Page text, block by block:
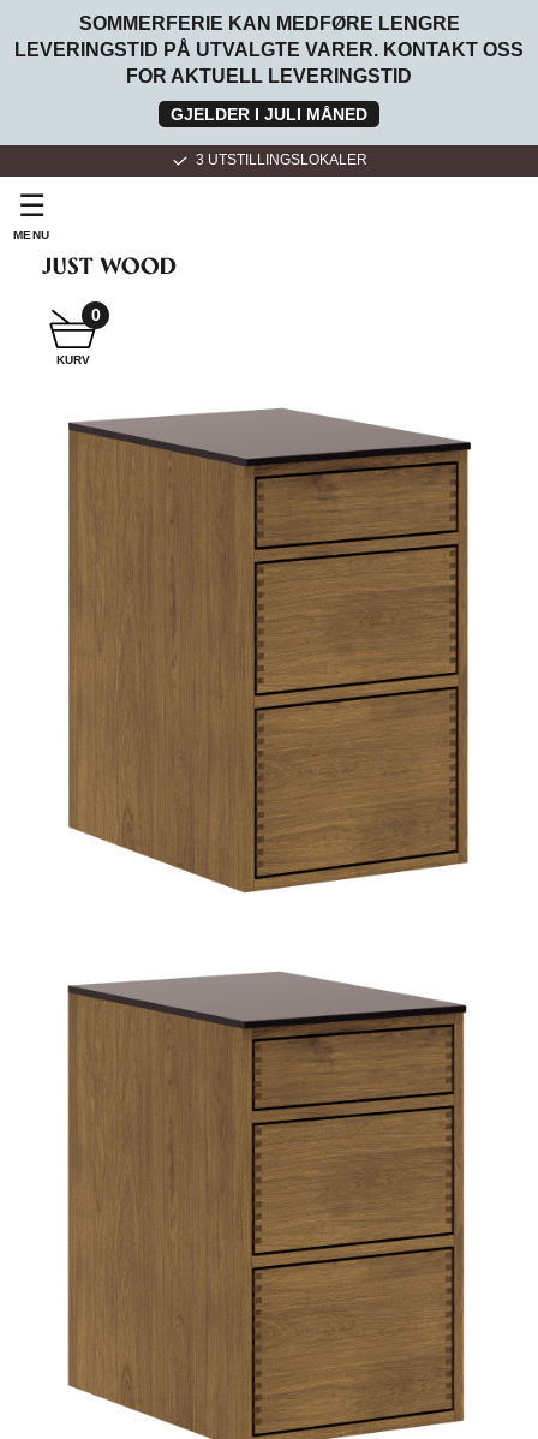
SOMMERFERIE KAN MEDFØRE LENGRE
LEVERINGSTID PÅ UTVALGTE VARER. KONTAKT OSS
FOR AKTUELL LEVERINGSTID
GJELDER I JULI MÅNED
3 UTSTILLINGSLOKALER
☰
MENU
SNEKKER
KJØKKEN
HJEMMET
KURV
0